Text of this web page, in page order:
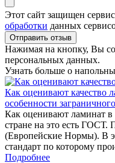
Этот сайт защищен
обработки данных
Отправить отзыв
Нажимая на кнопку, Вы
персональных данных.
Узнать больше о
Как оценивают качество
особенности
Как оценивают ламинат
стране на это есть ГОСТ.
(Европейские Нормы). В
стандарт по которому
Подробнее